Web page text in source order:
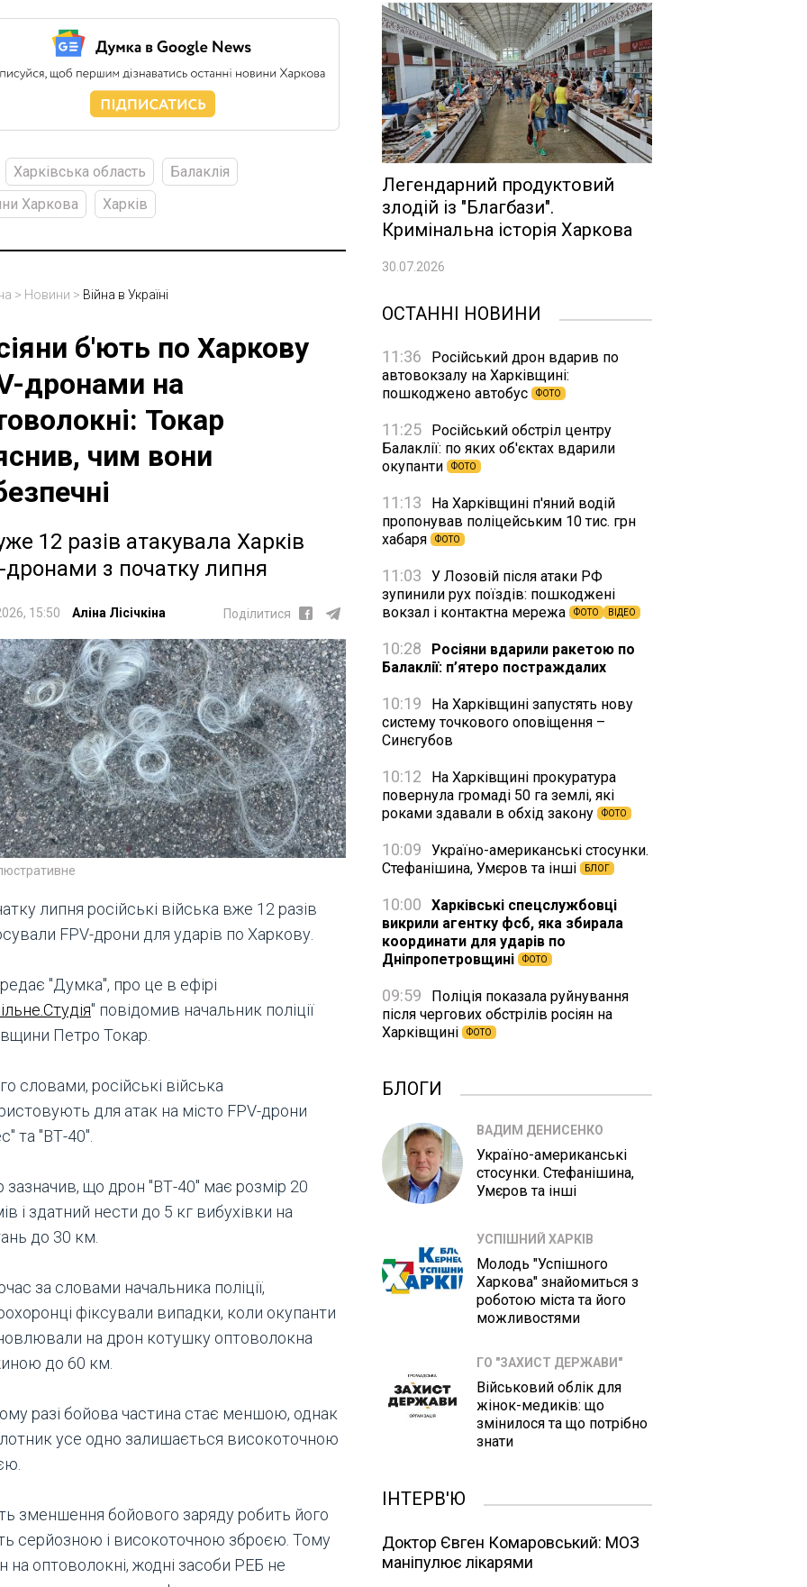
Харківська область
Балаклія
Харкова
Харків
> Новини > Війна в Україні
б'ють по Харкову
дронами на
Токар
чим вони
12 разів атакувала Харків
дронами з початку липня
15:50 Аліна Лісічкіна Поділитися
липня російські війська вже 12 разів
FPV-дрони для ударів по Харкову.
"Думка", про це в ефірі
" повідомив начальник поліції
Петро Токар.
словами, російські війська
для атак на місто FPV-дрони
та "ВТ-40".
зазначив, що дрон "ВТ-40" має розмір 20
і здатний нести до 5 кг вибухівки на
до 30 км.
за словами начальника поліції,
фіксували випадки, коли окупанти
на дрон котушку оптоволокна
до 60 км.
разі бойова частина стає меншою, однак
усе одно залишається високоточною
зменшення бойового заряду робить його
серйозною і високоточною зброєю. Тому
на оптоволокні, жодні засоби РЕБ не
Легендарний продуктовий
злодій із "Благбази".
Кримінальна історія Харкова
30.07.2026
ОСТАННІ НОВИНИ
11:36
Російський дрон вдарив по
автовокзалу на Харківщині:
пошкоджено автобус
ФОТО
11:25
Російський обстріл центру
Балаклії: по яких об'єктах вдарили
окупанти
ФОТО
11:13
На Харківщині п'яний водій
пропонував поліцейським 10 тис. грн
хабаря
ФОТО
11:03
У Лозовій після атаки РФ
зупинили рух поїздів: пошкоджені
вокзал і контактна мережа
ФОТО ВІДЕО
10:28
Росіяни вдарили ракетою по
Балаклії: п’ятеро постраждалих
10:19
На Харківщині запустять нову
систему точкового оповіщення –
Синєгубов
10:12
На Харківщині прокуратура
повернула громаді 50 га землі, які
роками здавали в обхід закону
ФОТО
10:09
Україно-американські стосунки.
Стефанішина, Умєров та інші
БЛОГ
10:00
Харківські спецслужбовці
викрили агентку фсб, яка збирала
координати для ударів по
Дніпропетровщині
ФОТО
09:59
Поліція показала руйнування
після чергових обстрілів росіян на
Харківщині
ФОТО
БЛОГИ
ВАДИМ ДЕНИСЕНКО
Україно-американські
стосунки. Стефанішина,
Умєров та інші
УСПІШНИЙ ХАРКІВ
Молодь "Успішного
Харкова" знайомиться з
роботою міста та його
можливостями
ГО "ЗАХИСТ ДЕРЖАВИ"
Військовий облік для
жінок-медиків: що
змінилося та що потрібно
знати
ІНТЕРВ'Ю
Доктор Євген Комаровський: МОЗ
маніпулює лікарями